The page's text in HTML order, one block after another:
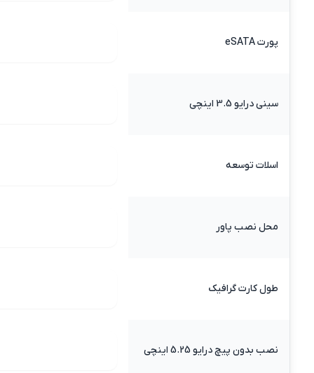
پورت eSATA
سینی درایو 3.5 اینچی
اسلات توسعه
محل نصب پاور
طول کارت گرافیک
نصب بدون پیچ درایو 5.25 اینچی